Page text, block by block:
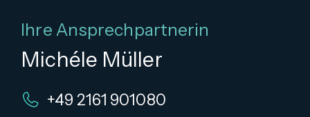
Ihre Ansprechpartnerin
Michéle Müller
+49 2161 901080